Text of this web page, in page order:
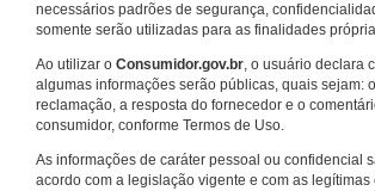
necessários padrões de segurança,
somente serão utilizadas para as finalidades
Ao utilizar o Consumidor.gov.br, o usuário declara
algumas informações serão públicas, quais sejam:
reclamação, a resposta do fornecedor e o
consumidor, conforme Termos de Uso.
As informações de caráter pessoal ou confidencial
acordo com a legislação vigente e com as legítimas